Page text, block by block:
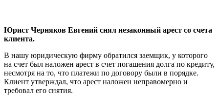
Юрист Черняков Евгений снял незаконный арест со счета
клиента.
В нашу юридическую фирму обратился заемщик, у которого
на счет был наложен арест в счет погашения долга по кредиту,
несмотря на то, что платежи по договору были в порядке.
Клиент утверждал, что арест наложен неправомерно и
требовал его снятия.